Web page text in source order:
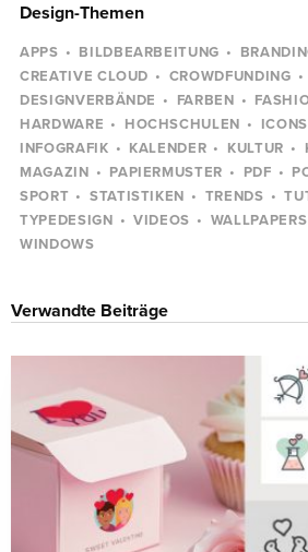
Design-Themen
APPS BILDBEARBEITUNG
CREATIVE CLOUD
CROWDFUNDING
DESIGNVERBÄNDE
FARBEN
HARDWARE
HOCHSCHULEN ICONS
INFOGRAFIK
KALENDER KULTUR
MAGAZIN
PAPIERMUSTER PDF
SPORT
STATISTIKEN TRENDS
TYPEDESIGN
VIDEOS WALLPAPERS
WINDOWS
Verwandte Beiträge